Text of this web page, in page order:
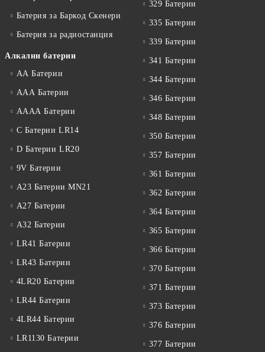
Батерия за Баркод Скенери
Батерия за радиостанция
Алкални батерии
АА Батерии
ААА Батерии
АААА Батерии
C Батерии LR14
D Батерии LR20
9V Батерии
A23 Батерии MN21
A27 Батерии
A32 Батерии
LR41 Батерии
LR43 Батерии
4LR20 Батерии
LR44 Батерии
4LR44 Батерии
LR1130 Батерии
329 Батерии
335 Батерии
339 Батерии
341 Батерии
344 Батерии
346 Батерии
348 Батерии
350 Батерии
357 Батерии
361 Батерии
362 Батерии
364 Батерии
365 Батерии
366 Батерии
370 Батерии
371 Батерии
373 Батерии
376 Батерии
377 Батерии